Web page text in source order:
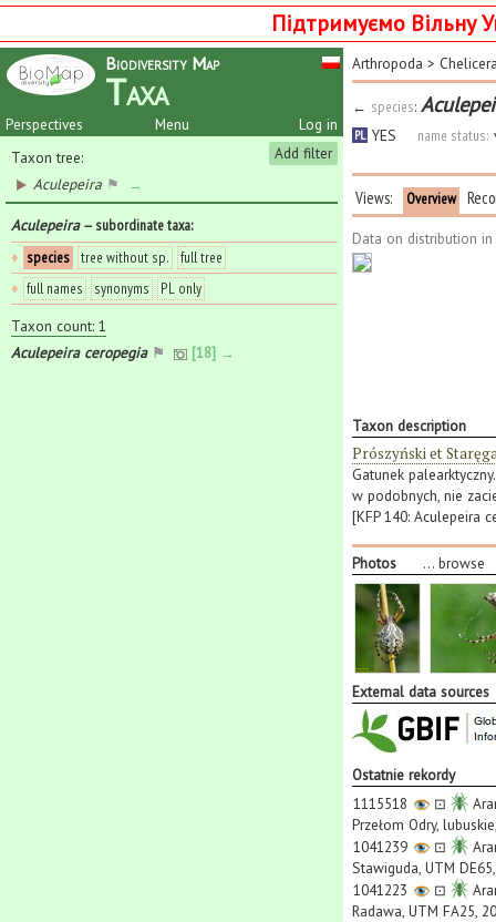
Підтримуємо Вільну
Biodiversity Map
Taxa
Perspectives Log in
Menu
Add filter
Taxon tree:
Aculepeira ⚑ →
Aculepeira— subordinate taxa:
♦ species tree without sp.
full tree
♦ full names synonyms
PL only
Taxon count: 1
Aculepeira ceropegia⚑ [18] →
Arthropoda >
← species:
PL YES name status:
Views: Overview
Data on distribution
Taxon description
Prószyński et
Gatunek
w podobnych, nie
[KFP 140: Aculepeira
Photos ... browse
External data sources
Ostatnie rekordy
1115518
⊡
Przełom Odry,
1041239
⊡
Stawiguda, UTM
1041223
⊡
Radawa, UTM FA25,